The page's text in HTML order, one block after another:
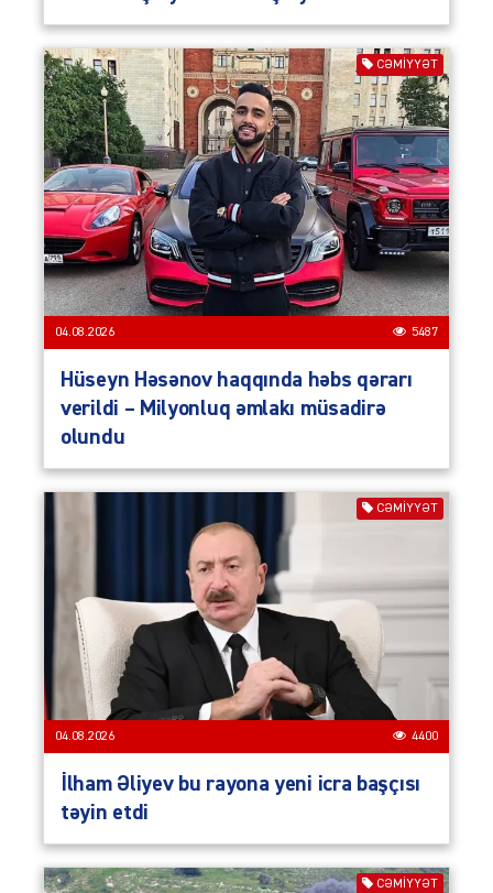
CƏMIYYƏT
04.08.2026 5487
Hüseyn Həsənov haqqında həbs qərarı
verildi – Milyonluq əmlakı müsadirə
olundu
CƏMIYYƏT
04.08.2026 4400
İlham Əliyev bu rayona yeni icra başçısı
təyin etdi
CƏMIYYƏT